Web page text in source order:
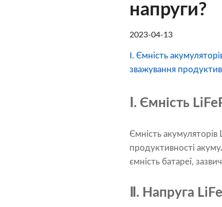
напруги?
2023-04-13
Ⅰ. Ємність
зважування
Ⅰ. Ємність
Ємність
продуктивності
ємність батареї,
Ⅱ. Напруга